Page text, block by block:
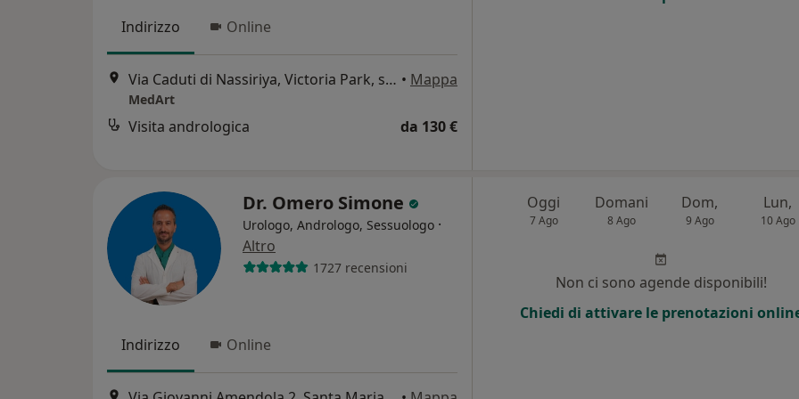
Indirizzo Online
Via Caduti di Nassiriya, Victoria Park, scala A, 3° piano, Santa Maria Capua Vetere • Mappa
MedArt
Visita andrologica da 130 €
Dr. Omero Simone
Urologo, Andrologo, Sessuologo ·
Altro
1727 recensioni
Indirizzo Online
Oggi
7 Ago
Domani
8 Ago
Dom,
9 Ago
Lun,
10 Ago
Non ci sono agende disponibili!
Chiedi di attivare le prenotazioni